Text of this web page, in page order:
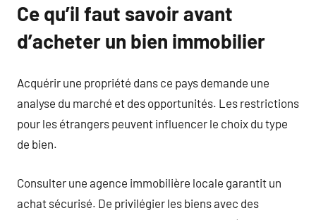
Ce qu’il faut savoir avant
d’acheter un bien immobilier
Acquérir une propriété dans ce pays demande une
analyse du marché et des opportunités. Les restrictions
pour les étrangers peuvent influencer le choix du type
de bien.
Consulter une agence immobilière locale garantit un
achat sécurisé. De privilégier les biens avec des